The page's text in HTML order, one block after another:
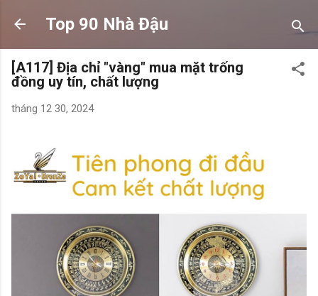
Chuyển đến nội dung chính
Top 90 Nhà Đậu
[A117] Địa chỉ "vàng" mua mặt trống
đồng uy tín, chất lượng
tháng 12 30, 2024